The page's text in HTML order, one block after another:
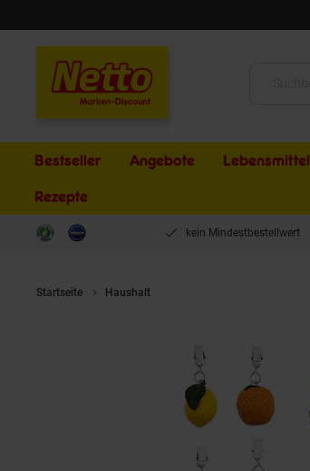
Bestseller Angebote Lebensmittel
Rezepte
kein Mindestbestellwert
Startseite Haushalt